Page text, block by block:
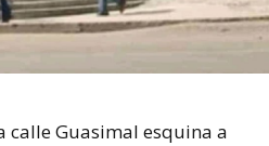
calle Guasimal esquina a